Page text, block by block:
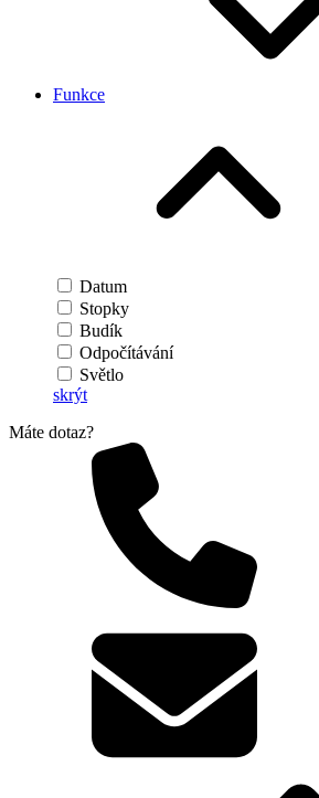
Funkce
Datum
Stopky
Budík
Odpočítávání
Světlo
skrýt
Máte dotaz?